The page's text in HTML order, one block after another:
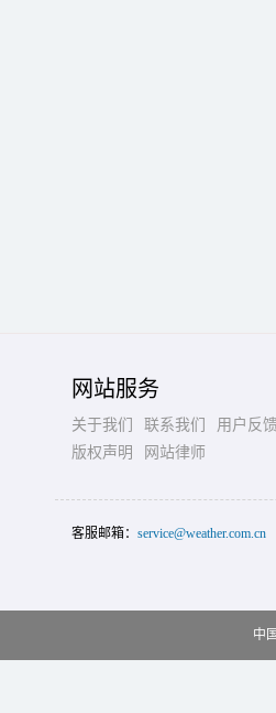
网站服务
关于我们 联系我们
用户反
版权声明
网站律师
客服邮箱： service@weather.com.cn
中